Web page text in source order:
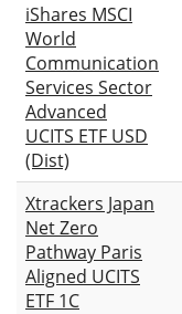
iShares MSCI
World
Communication
Services Sector
Advanced
UCITS ETF USD
(Dist)
Xtrackers Japan
Net Zero
Pathway Paris
Aligned UCITS
ETF 1C